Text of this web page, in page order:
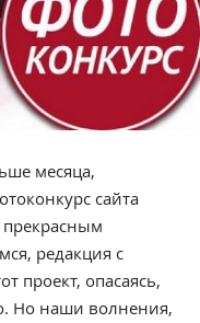
месяца,
сайта
редакция с
проект, опасаясь,
Но наши волнения,